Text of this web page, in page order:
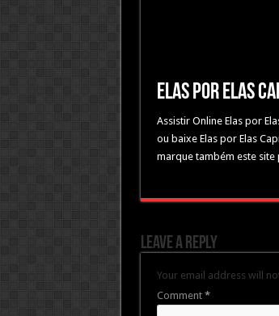
Elas por Elas
Assistir Online Elas por
ou baixe Elas por Elas
marque também este site
Leave a Reply
Your email address will
Comment *